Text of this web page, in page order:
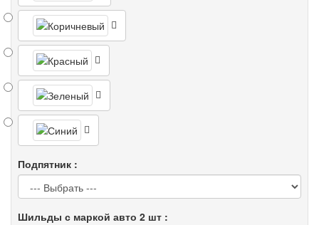
Подпятник :
Шильды с маркой авто 2 шт :